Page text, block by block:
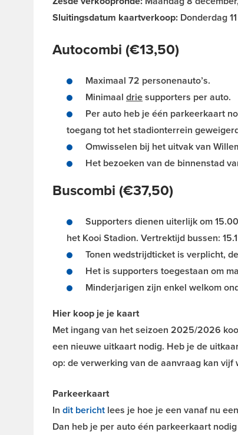
Sluitingsdatum kaartverkoop: Donderdag
Autocombi (€13,50)
Maximaal 72 personenauto’s.
Minimaaldriesupporters per auto.
Per auto heb je één parkeerkaart
toegang tot het stadionterrein
Omwisselen bij het uitvak van
Het bezoeken van de binnenstad
Buscombi (€37,50)
Supporters dienen uiterlijk om
het Kooi Stadion. Vertrektijd bussen:
Tonen wedstrijdticket is verplicht,
Het is supporters toegestaan om
Minderjarigen zijn enkel welkom
Hier koop je je kaart
Met ingang van het seizoen 2025/2026
een nieuwe uitkaart nodig. Heb je de
op: de verwerking van de aanvraag kan vijf
Parkeerkaart
In dit bericht lees je hoe je een vanaf nu
Dan heb je per auto één parkeerkaart